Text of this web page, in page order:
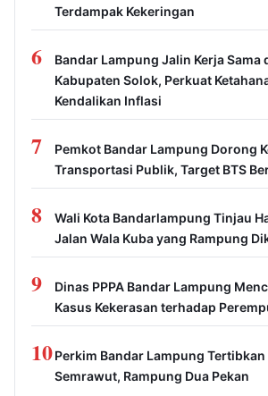
Terdampak Kekeringan
6
Bandar Lampung Jalin Kerja Sama
Kabupaten Solok, Perkuat
Kendalikan Inflasi
7
Pemkot Bandar Lampung Dorong
Transportasi Publik, Target BTS
8
Wali Kota Bandarlampung Tinjau
Jalan Wala Kuba yang Rampung
9
Dinas PPPA Bandar Lampung
Kasus Kekerasan terhadap
10Perkim Bandar Lampung Tertibkan
Semrawut, Rampung Dua Pekan